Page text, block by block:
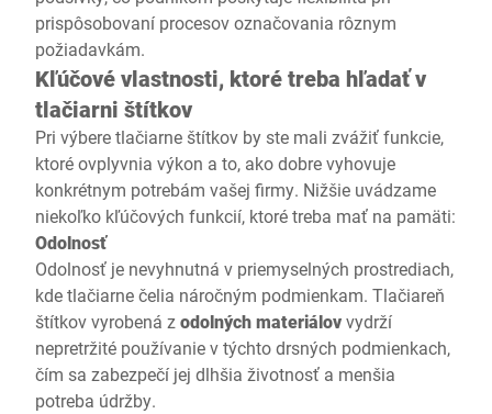
prispôsobovaní procesov označovania rôznym
požiadavkám.
Kľúčové vlastnosti, ktoré treba hľadať v
tlačiarni štítkov
Pri výbere tlačiarne štítkov by ste mali zvážiť funkcie,
ktoré ovplyvnia výkon a to, ako dobre vyhovuje
konkrétnym potrebám vašej firmy. Nižšie uvádzame
niekoľko kľúčových funkcií, ktoré treba mať na pamäti:
Odolnosť
Odolnosť je nevyhnutná v priemyselných prostrediach,
kde tlačiarne čelia náročným podmienkam. Tlačiareň
štítkov vyrobená zodolných materiálovvydrží
nepretržité používanie v týchto drsných podmienkach,
čím sa zabezpečí jej dlhšia životnosť a menšia
potreba údržby.